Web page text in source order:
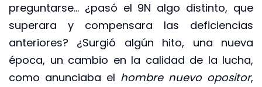
preguntarse… ¿pasó el 9N algo distinto, que
superara y compensara las deficiencias
anteriores? ¿Surgió algún hito, una nueva
época, un cambio en la calidad de la lucha,
como anunciaba el hombre nuevo opositor,